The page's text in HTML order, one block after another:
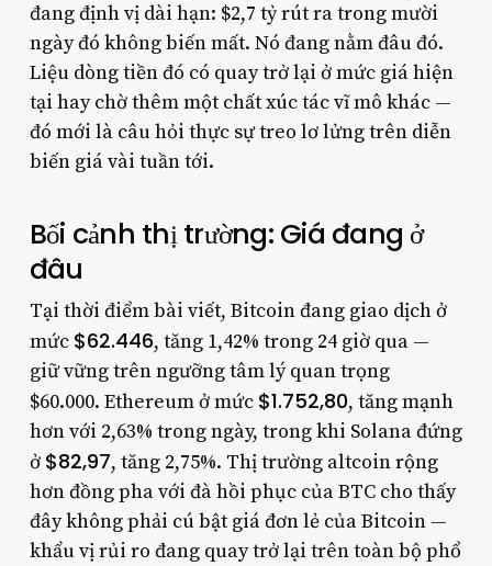
đang định vị dài hạn: $2,7 tỷ rút ra trong mười
ngày đó không biến mất. Nó đang nằm đâu đó.
Liệu dòng tiền đó có quay trở lại ở mức giá hiện
tại hay chờ thêm một chất xúc tác vĩ mô khác —
đó mới là câu hỏi thực sự treo lơ lửng trên diễn
biến giá vài tuần tới.
Bối cảnh thị trường: Giá đang ở
đâu
Tại thời điểm bài viết, Bitcoin đang giao dịch ở
mức $62.446, tăng 1,42% trong 24 giờ qua —
giữ vững trên ngưỡng tâm lý quan trọng
$60.000. Ethereum ở mức $1.752,80, tăng mạnh
hơn với 2,63% trong ngày, trong khi Solana đứng
ở $82,97, tăng 2,75%. Thị trường altcoin rộng
hơn đồng pha với đà hồi phục của BTC cho thấy
đây không phải cú bật giá đơn lẻ của Bitcoin —
khẩu vị rủi ro đang quay trở lại trên toàn bộ phổ